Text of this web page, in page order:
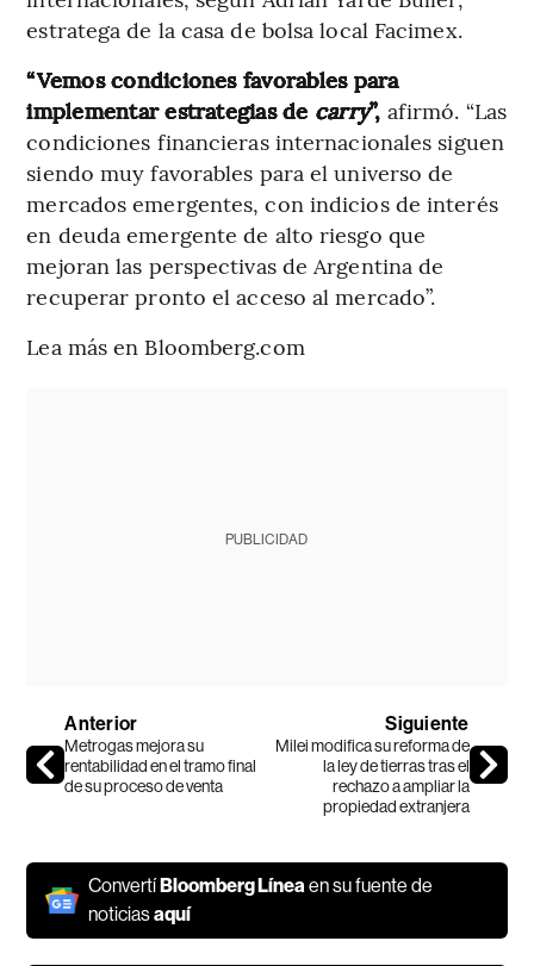
estratega de la casa de bolsa local Facimex.
“Vemos condiciones favorables para
implementar estrategias de carry”, afirmó. “Las
condiciones financieras internacionales siguen
siendo muy favorables para el universo de
mercados emergentes, con indicios de interés
en deuda emergente de alto riesgo que
mejoran las perspectivas de Argentina de
recuperar pronto el acceso al mercado”.
Lea más en Bloomberg.com
PUBLICIDAD
Anterior
Metrogas mejora su
rentabilidad en el tramo final
de su proceso de venta
Siguiente
Milei modifica su reforma de
la ley de tierras tras el
rechazo a ampliar la
propiedad extranjera
ConvertíBloomberg Líneaen su fuente de
noticiasaquí